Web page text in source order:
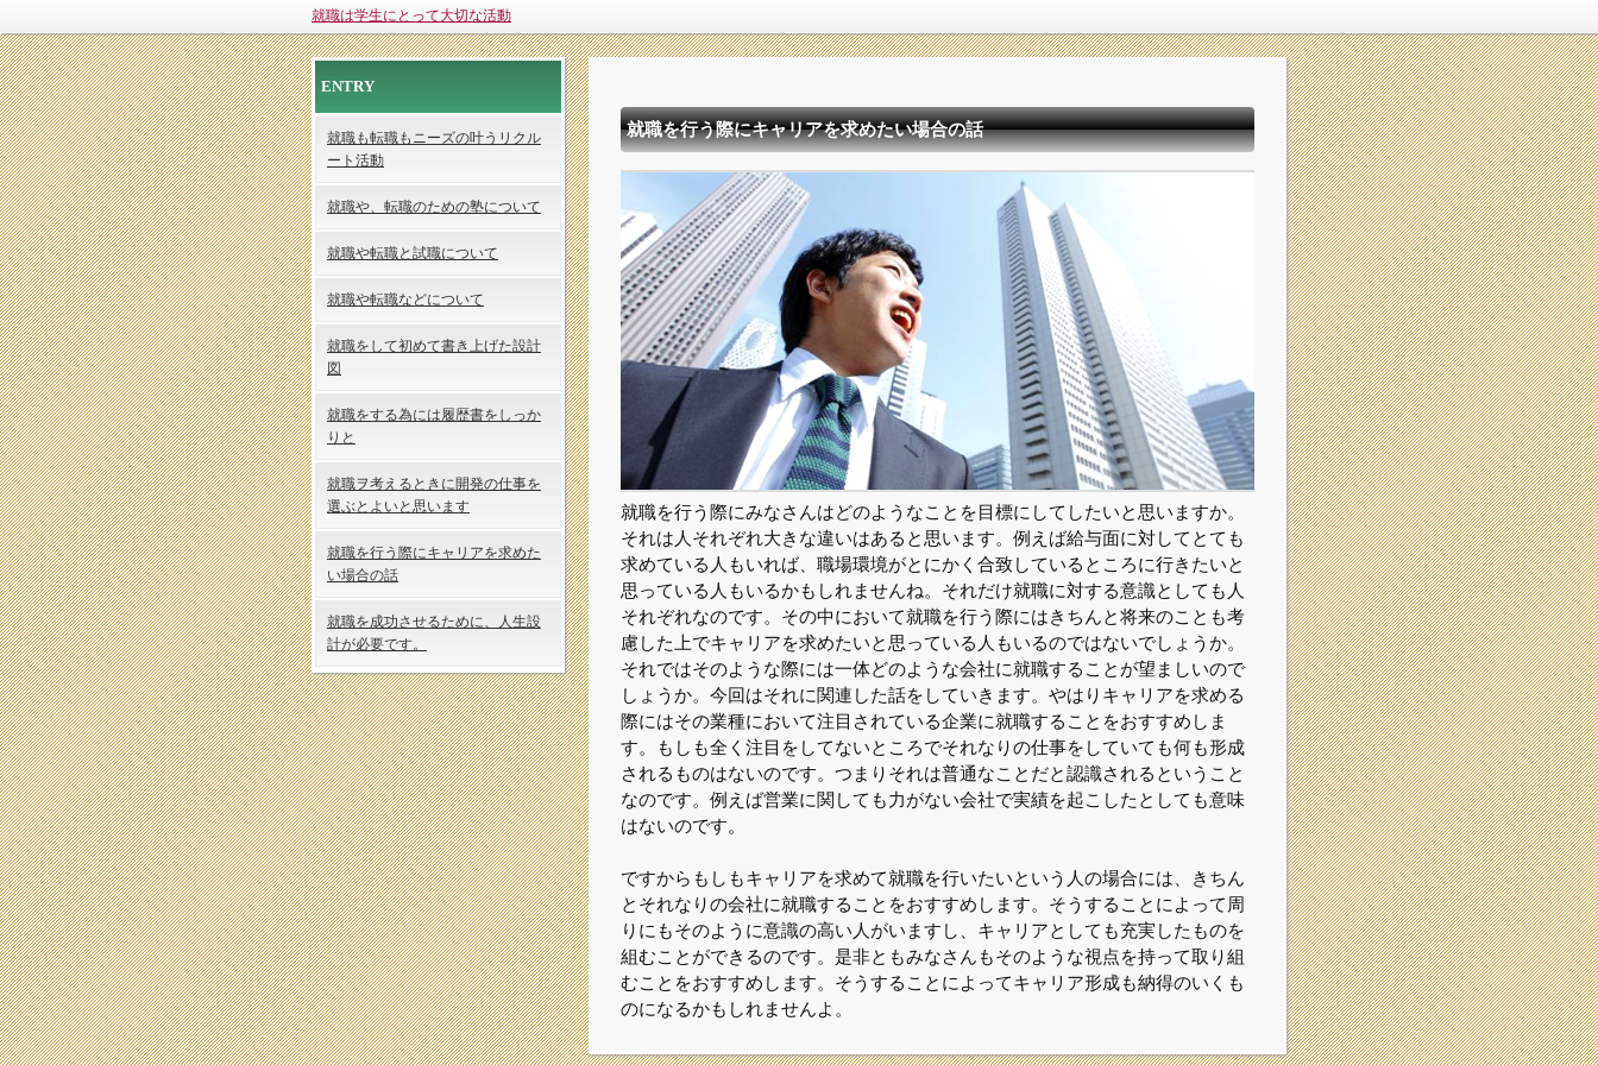
就職は学生にとって大切な活動
ENTRY
就職も転職もニーズの叶うリクル
ート活動
就職や、転職のための塾について
就職や転職と試職について
就職や転職などについて
就職をして初めて書き上げた設計
図
就職をする為には履歴書をしっか
りと
就職ヲ考えるときに開発の仕事を
選ぶとよいと思います
就職を行う際にキャリアを求めた
い場合の話
就職を成功させるために、人生設
計が必要です。
就職を行う際にキャリアを求めたい場合の話
就職を行う際にみなさんはどのようなことを目標にしてしたいと思いますか。
それは人それぞれ大きな違いはあると思います。例えば給与面に対してとても
求めている人もいれば、職場環境がとにかく合致しているところに行きたいと
思っている人もいるかもしれませんね。それだけ就職に対する意識としても人
それぞれなのです。その中において就職を行う際にはきちんと将来のことも考
慮した上でキャリアを求めたいと思っている人もいるのではないでしょうか。
それではそのような際には一体どのような会社に就職することが望ましいので
しょうか。今回はそれに関連した話をしていきます。やはりキャリアを求める
際にはその業種において注目されている企業に就職することをおすすめしま
す。もしも全く注目をしてないところでそれなりの仕事をしていても何も形成
されるものはないのです。つまりそれは普通なことだと認識されるということ
なのです。例えば営業に関しても力がない会社で実績を起こしたとしても意味
はないのです。
ですからもしもキャリアを求めて就職を行いたいという人の場合には、きちん
とそれなりの会社に就職することをおすすめします。そうすることによって周
りにもそのように意識の高い人がいますし、キャリアとしても充実したものを
組むことができるのです。是非ともみなさんもそのような視点を持って取り組
むことをおすすめします。そうすることによってキャリア形成も納得のいくも
のになるかもしれませんよ。